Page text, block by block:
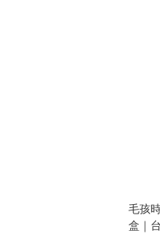
毛孩
盒｜